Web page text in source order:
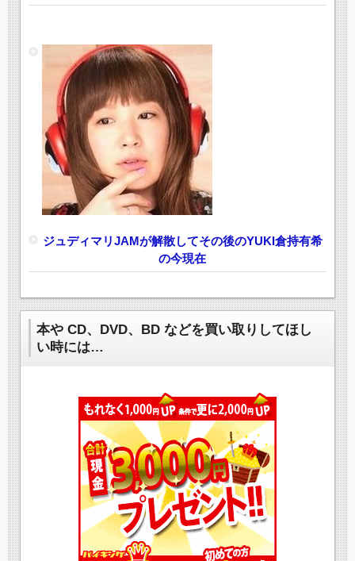
ジュディマリJAMが解散してその後のYUKI倉持有希
の今現在
本や CD、DVD、BD などを買い取りしてほし
い時には…